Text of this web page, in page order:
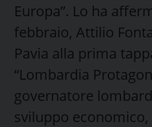
Europa”. Lo ha
febbraio, Attilio
Pavia alla prima
“Lombardia
governatore
sviluppo